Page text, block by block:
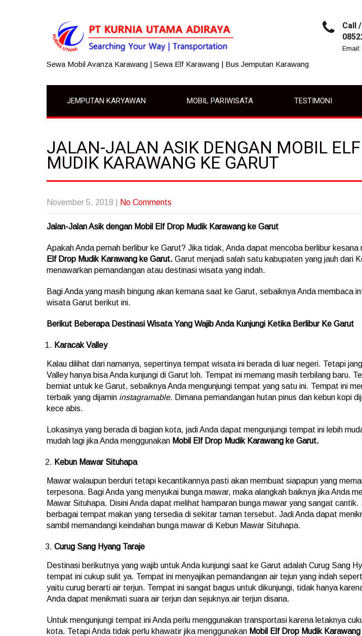
Sewa Mobil Avanza Karawang | Sewa Elf Karawang | Bus Jemputan Karawang
Call
JEMPUTAN KARYAWAN MOBIL PARIWISATA TESTIMONI
JALAN-JALAN ASIK DENGAN MOBIL ELF
MUDIK KARAWANG KE GARUT
November 5, 2018 No Comments
Jalan-Jalan Asik dengan Mobil Elf Drop Mudik Karawang ke Garut
Apakah Anda pernah berlibur ke Garut? Jika tidak, Anda dapat mencoba berlibur kesana
Elf Drop Mudik Karawang ke Garut. Garut menjadi salah satu kabupaten yang jauh dari
menawarkan pemandangan atau destinasi wisata yang indah.
Bagi Anda yang masih bingung akan kemana saat ke Garut, sebaiknya Anda membaca
wisata Garut berikut ini.
Berikut Beberapa Destinasi Wisata Yang Wajib Anda Kunjungi Ketika Berlibur Ke Garut
Karacak Valley
Kalau dilihat dari namanya, sepertinya tempat wisata ini berada di luar negeri. Tetapi
Valley hanya bisa Anda kunjungi di Garut loh. Tempat ini memang masih terbilang baru.
berniat untuk ke Garut, sebaiknya Anda mengunjungi tempat yang satu ini. Tempat ini
terbaik yang dijamin instagramable. Dimana pemandangan hutan pinus dan kebun kopi
kece abis.
Lokasinya yang berada di bagian kota, jadi Anda dapat mengunjungi tempat ini lebih
mudah lagi jika Anda menggunakan Mobil Elf Drop Mudik Karawang ke Garut.
Kebun Mawar Situhapa
Mawar walaupun berduri tetapi kecantikannya pasti akan membuat siapapun yang
terpesona. Bagi Anda yang menyukai bunga mawar, maka alangkah baiknya jika Anda
Mawar Situhapa. Disini Anda dapat melihat hamparan bunga mawar yang sangat cantik.
berbagai tempat makan yang tersedia di sekitar taman tersebut. Jadi Anda dapat
sambil memandangi keindahan bunga mawar di Kebun Mawar Situhapa.
Curug Sang Hyang Taraje
Destinasi berikutnya yang wajib untuk Anda kunjungi saat ke Garut adalah Curug Sang
tempat ini cukup sulit ya. Tempat ini menyajikan pemandangan air tejun yang indah
yaitu curug berarti air terjun. Tempat ini sangat bagus untuk dikunjungi, tidak hanya
Anda dapat menikmati suara air terjun dan sejuknya air terjun disana.
Untuk mengunjungi tempat ini Anda perlu menggunakan transportasi karena letaknya
kota. Tetapi Anda tidak perlu khawatir jika menggunakan Mobil Elf Drop Mudik